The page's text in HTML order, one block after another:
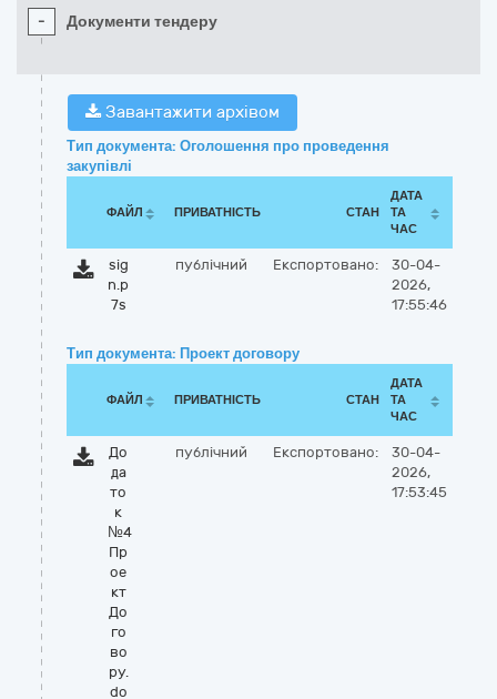
- Документи тендеру
Завантажити архівом
Тип документа: Оголошення про проведення
закупівлі
ФАЙЛ ПРИВАТНІСТЬ СТАН
ДАТА
ТА
ЧАС
sig
n.p
7s
публічний Експортовано:
30-04-
2026,
17:55:46
Тип документа: Проект договору
ФАЙЛ ПРИВАТНІСТЬ СТАН
ДАТА
ТА
ЧАС
До
да
то
к
№4
Пр
ое
кт
До
го
во
ру.
do
публічний Експортовано:
30-04-
2026,
17:53:45